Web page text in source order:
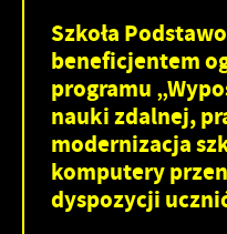
Szkoła
beneficjentem
programu
nauki zdalnej,
modernizacja
komputery
dyspozycji